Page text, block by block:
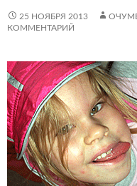
25 НОЯБРЯ 2013
КОММЕНТАРИЙ